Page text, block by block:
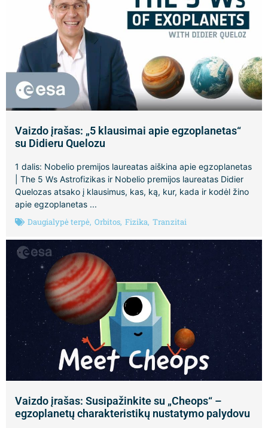
Vaizdo įrašas: „5 klausimai apie egzoplanetas“
su Didieru Quelozu
1 dalis: Nobelio premijos laureatas aiškina apie egzoplanetas
| The 5 Ws Astrofizikas ir Nobelio premijos laureatas Didier
Quelozas atsako į klausimus, kas, ką, kur, kada ir kodėl žino
apie egzoplanetas ...
Daugialypė terpė, Orbitos, Fizika, Tranzitai
Vaizdo įrašas: Susipažinkite su „Cheops“ –
egzoplanetų charakteristikų nustatymo palydovu